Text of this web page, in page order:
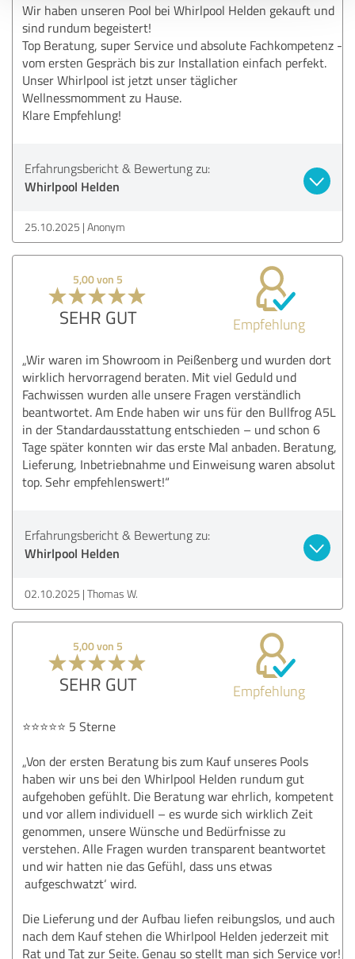
Wir haben unseren Pool bei Whirlpool Helden gekauft und
sind rundum begeistert!
Top Beratung, super Service und absolute Fachkompetenz -
vom ersten Gespräch bis zur Installation einfach perfekt.
Unser Whirlpool ist jetzt unser täglicher
Wellnessmomment zu Hause.
Klare Empfehlung!
Erfahrungsbericht & Bewertung zu:
Whirlpool Helden
25.10.2025 Anonym
5,00 von 5
SEHR GUT Empfehlung
„Wir waren im Showroom in Peißenberg und wurden dort
wirklich hervorragend beraten. Mit viel Geduld und
Fachwissen wurden alle unsere Fragen verständlich
beantwortet. Am Ende haben wir uns für den Bullfrog A5L
in der Standardausstattung entschieden – und schon 6
Tage später konnten wir das erste Mal anbaden. Beratung,
Lieferung, Inbetriebnahme und Einweisung waren absolut
top. Sehr empfehlenswert!“
Erfahrungsbericht & Bewertung zu:
Whirlpool Helden
02.10.2025 Thomas W.
5,00 von 5
SEHR GUT Empfehlung
⭐️⭐️⭐️⭐️⭐️ 5 Sterne
„Von der ersten Beratung bis zum Kauf unseres Pools
haben wir uns bei den Whirlpool Helden rundum gut
aufgehoben gefühlt. Die Beratung war ehrlich, kompetent
und vor allem individuell – es wurde sich wirklich Zeit
genommen, unsere Wünsche und Bedürfnisse zu
verstehen. Alle Fragen wurden transparent beantwortet
und wir hatten nie das Gefühl, dass uns etwas
‚aufgeschwatzt‘ wird.
Die Lieferung und der Aufbau liefen reibungslos, und auch
nach dem Kauf stehen die Whirlpool Helden jederzeit mit
Rat und Tat zur Seite. Genau so stellt man sich Service vor!